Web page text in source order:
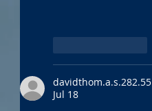
davidthom.a.s.282.55
Jul 18